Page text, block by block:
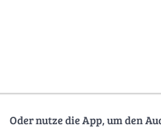
Oder nutze die App, um den